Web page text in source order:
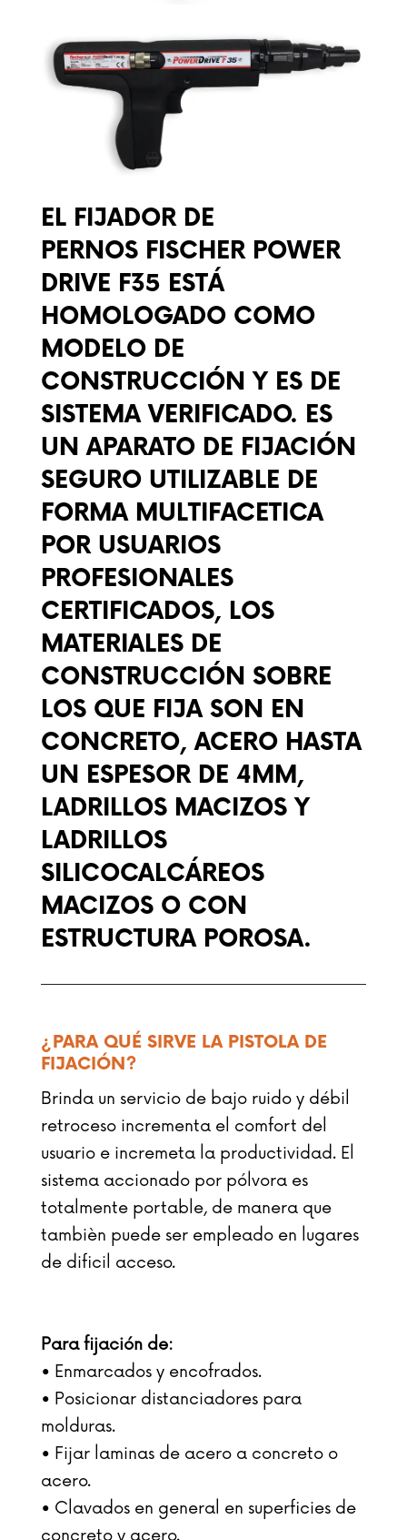
EL FIJADOR DE
PERNOS FISCHER POWER
DRIVE F35 ESTÁ
HOMOLOGADO COMO
MODELO DE
CONSTRUCCIÓN Y ES DE
SISTEMA VERIFICADO. ES
UN APARATO DE FIJACIÓN
SEGURO UTILIZABLE DE
FORMA MULTIFACETICA
POR USUARIOS
PROFESIONALES
CERTIFICADOS, LOS
MATERIALES DE
CONSTRUCCIÓN SOBRE
LOS QUE FIJA SON EN
CONCRETO, ACERO HASTA
UN ESPESOR DE 4MM,
LADRILLOS MACIZOS Y
LADRILLOS
SILICOCALCÁREOS
MACIZOS O CON
ESTRUCTURA POROSA.
¿PARA QUÉ SIRVE LA PISTOLA DE
FIJACIÓN?
Brinda un servicio de bajo ruido y débil
retroceso incrementa el comfort del
usuario e incremeta la productividad. El
sistema accionado por pólvora es
totalmente portable, de manera que
tambièn puede ser empleado en lugares
de dificil acceso.
Para fijación de:
• Enmarcados y encofrados.
• Posicionar distanciadores para
molduras.
• Fijar laminas de acero a concreto o
acero.
• Clavados en general en superficies de
concreto y acero.